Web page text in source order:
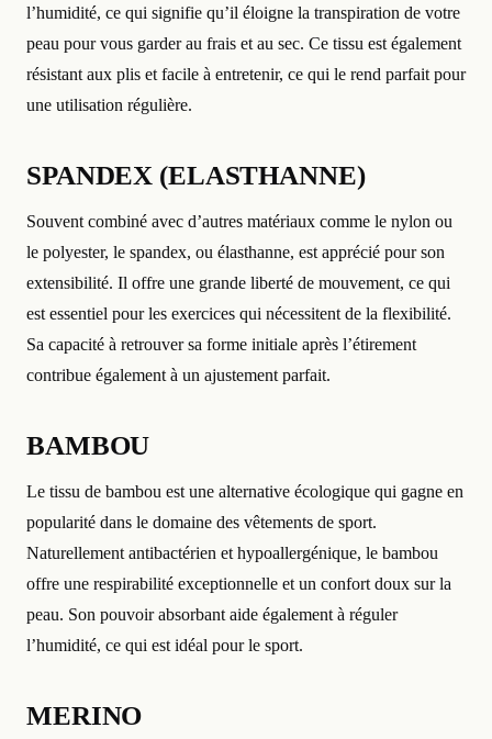
l’humidité, ce qui signifie qu’il éloigne la transpiration de votre
peau pour vous garder au frais et au sec. Ce tissu est également
résistant aux plis et facile à entretenir, ce qui le rend parfait pour
une utilisation régulière.
SPANDEX (ELASTHANNE)
Souvent combiné avec d’autres matériaux comme le nylon ou
le polyester, le spandex, ou élasthanne, est apprécié pour son
extensibilité. Il offre une grande liberté de mouvement, ce qui
est essentiel pour les exercices qui nécessitent de la flexibilité.
Sa capacité à retrouver sa forme initiale après l’étirement
contribue également à un ajustement parfait.
BAMBOU
Le tissu de bambou est une alternative écologique qui gagne en
popularité dans le domaine des vêtements de sport.
Naturellement antibactérien et hypoallergénique, le bambou
offre une respirabilité exceptionnelle et un confort doux sur la
peau. Son pouvoir absorbant aide également à réguler
l’humidité, ce qui est idéal pour le sport.
MERINO